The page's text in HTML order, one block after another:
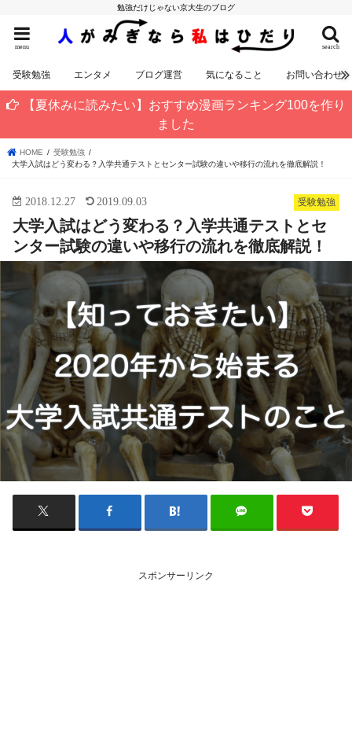
勉強だけじゃない京大生のブログ
search
menu
受験勉強 エンタメ ブログ運営 気になること お問い合わせ
【夏休みに読みたい】おすすめ漫画ランキング100を作り
ました
HOME
受験勉強
大学入試はどう変わる？入学共通テストとセンター試験の違いや移行の流れを徹底解説！
受験勉強
2018.12.27 2019.09.03
大学入試はどう変わる？入学共通テストとセ
ンター試験の違いや移行の流れを徹底解説！
スポンサーリンク